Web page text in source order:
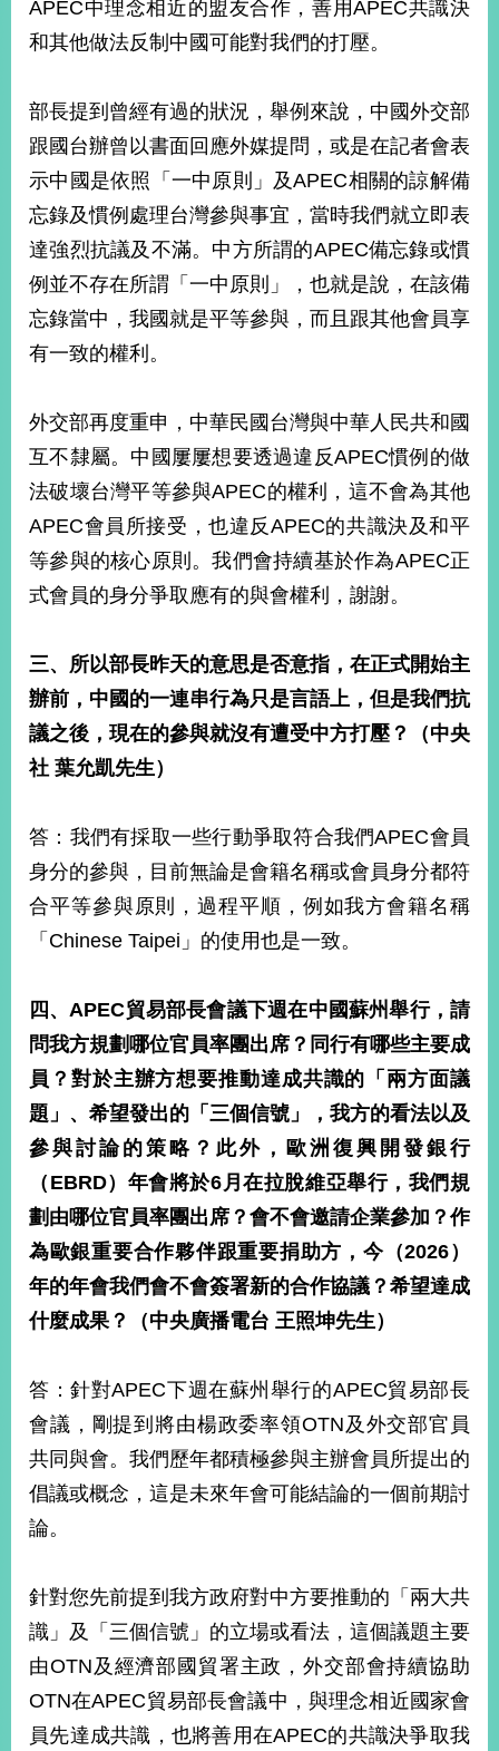
APEC中理念相近的盟友合作，善用APEC共識決
和其他做法反制中國可能對我們的打壓。
部長提到曾經有過的狀況，舉例來說，中國外交部
跟國台辦曾以書面回應外媒提問，或是在記者會表
示中國是依照「一中原則」及APEC相關的諒解備
忘錄及慣例處理台灣參與事宜，當時我們就立即表
達強烈抗議及不滿。中方所謂的APEC備忘錄或慣
例並不存在所謂「一中原則」，也就是說，在該備
忘錄當中，我國就是平等參與，而且跟其他會員享
有一致的權利。
外交部再度重申，中華民國台灣與中華人民共和國
互不隸屬。中國屢屢想要透過違反APEC慣例的做
法破壞台灣平等參與APEC的權利，這不會為其他
APEC會員所接受，也違反APEC的共識決及和平
等參與的核心原則。我們會持續基於作為APEC正
式會員的身分爭取應有的與會權利，謝謝。
三、所以部長昨天的意思是否意指，在正式開始主
辦前，中國的一連串行為只是言語上，但是我們抗
議之後，現在的參與就沒有遭受中方打壓？（中央
社 葉允凱先生）
答：我們有採取一些行動爭取符合我們APEC會員
身分的參與，目前無論是會籍名稱或會員身分都符
合平等參與原則，過程平順，例如我方會籍名稱
「Chinese Taipei」的使用也是一致。
四、APEC貿易部長會議下週在中國蘇州舉行，請
問我方規劃哪位官員率團出席？同行有哪些主要成
員？對於主辦方想要推動達成共識的「兩方面議
題」、希望發出的「三個信號」，我方的看法以及
參與討論的策略？此外，歐洲復興開發銀行
（EBRD）年會將於6月在拉脫維亞舉行，我們規
劃由哪位官員率團出席？會不會邀請企業參加？作
為歐銀重要合作夥伴跟重要捐助方，今（2026）
年的年會我們會不會簽署新的合作協議？希望達成
什麼成果？（中央廣播電台 王照坤先生）
答：針對APEC下週在蘇州舉行的APEC貿易部長
會議，剛提到將由楊政委率領OTN及外交部官員
共同與會。我們歷年都積極參與主辦會員所提出的
倡議或概念，這是未來年會可能結論的一個前期討
論。
針對您先前提到我方政府對中方要推動的「兩大共
識」及「三個信號」的立場或看法，這個議題主要
由OTN及經濟部國貿署主政，外交部會持續協助
OTN在APEC貿易部長會議中，與理念相近國家會
員先達成共識，也將善用在APEC的共識決爭取我